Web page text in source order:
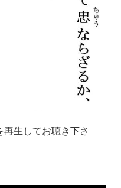
再生してお聴き下さ